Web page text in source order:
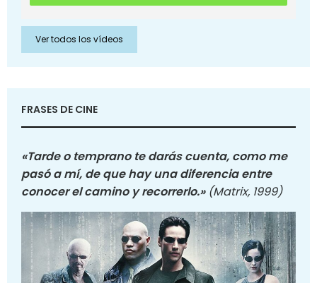
Ver todos los vídeos
FRASES DE CINE
«Tarde o temprano te darás cuenta, como me
pasó a mí, de que hay una diferencia entre
conocer el camino y recorrerlo.» (Matrix, 1999)